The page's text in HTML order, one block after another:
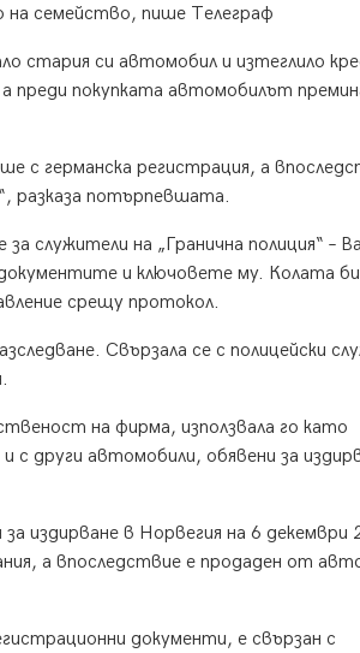
на семейство, пише Телеграф
стария си автомобил и изтеглило
преди покупката автомобилът
с германска регистрация, а
разказа потърпевшата.
служители на „Гранична полиция“ –
и ключовете му. Колата
срещу протокол.
Свързала се с полицейски
на фирма, използвала го като
с други автомобили, обявени за
издирване в Норвегия на 6 декември
а впоследствие е продаден от
документи, е свързан с